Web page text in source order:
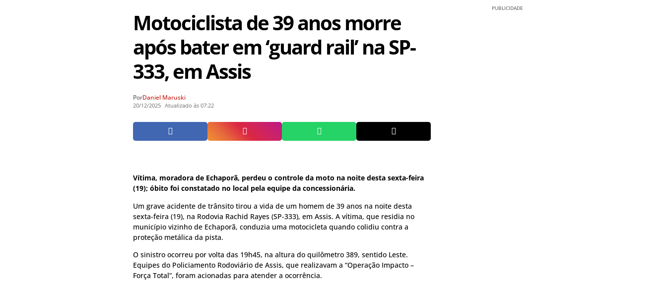
Motociclista de 39 anos morre
após bater em ‘guard rail’ na SP-
333, em Assis
PorDaniel Maruski
20/12/2025 Atualizado às 07:22
Vítima, moradora de Echaporã, perdeu o controle da moto na noite desta sexta-feira
(19); óbito foi constatado no local pela equipe da concessionária.
Um grave acidente de trânsito tirou a vida de um homem de 39 anos na noite desta
sexta-feira (19), na Rodovia Rachid Rayes (SP-333), em Assis. A vítima, que residia no
município vizinho de Echaporã, conduzia uma motocicleta quando colidiu contra a
proteção metálica da pista.
O sinistro ocorreu por volta das 19h45, na altura do quilômetro 389, sentido Leste.
Equipes do Policiamento Rodoviário de Assis, que realizavam a “Operação Impacto –
Força Total”, foram acionadas para atender a ocorrência.
PUBLICIDADE